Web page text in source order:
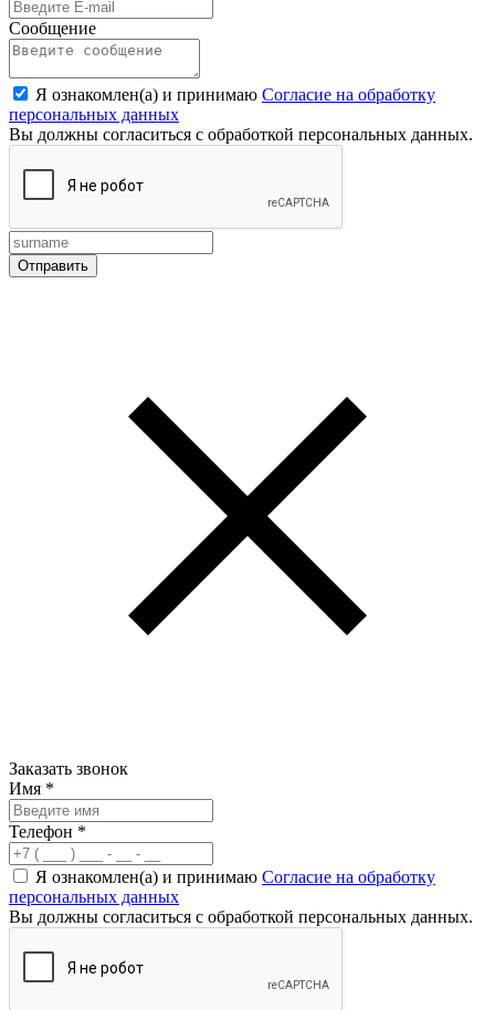
Сообщение
Я ознакомлен(а) и принимаю Согласие на обработку
персональных данных
Вы должны согласиться с обработкой персональных данных.
Заказать звонок
Имя *
Телефон *
Я ознакомлен(а) и принимаю Согласие на обработку
персональных данных
Вы должны согласиться с обработкой персональных данных.